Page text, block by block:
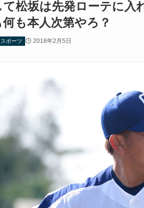
て松坂は先発ローテに
も本人次第やろ？
スポーツ 2018年2月5日